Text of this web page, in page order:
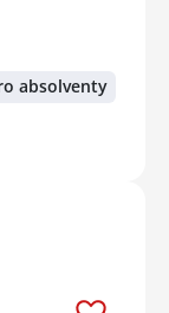
absolventy